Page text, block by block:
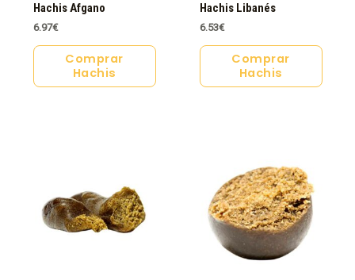
Hachis Afgano
6.97€
Comprar
Hachis
Hachis Libanés
6.53€
Comprar
Hachis